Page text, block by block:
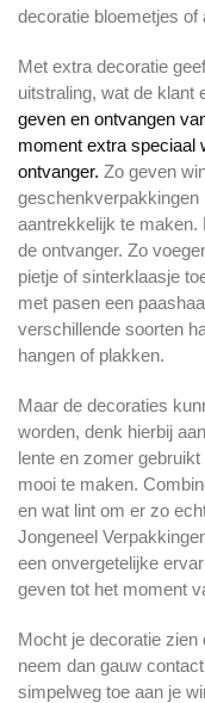
decoratie bloemetjes of
Met extra decoratie
uitstraling, wat de klant
geven en ontvangen
moment extra speciaal
ontvanger. Zo geven
geschenkverpakkingen
aantrekkelijk te maken.
de ontvanger. Zo
pietje of sinterklaasje
met pasen een
verschillende soorten
hangen of plakken.
Maar de decoraties
worden, denk hierbij
lente en zomer
mooi te maken.
en wat lint om er zo
Jongeneel
een onvergetelijke
geven tot het moment
Mocht je decoratie zien
neem dan gauw
simpelweg toe aan je